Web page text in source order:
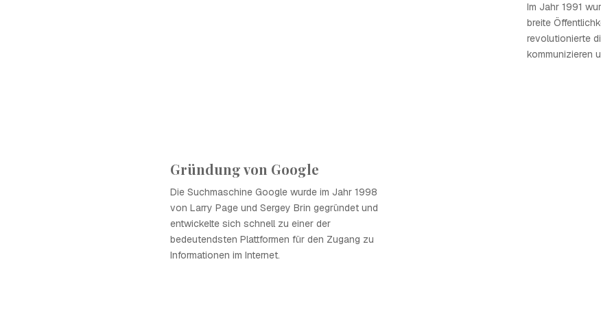
Im Jahr 1991
breite
revolutionierte
kommunizieren
Gründung von Google
Die Suchmaschine Google wurde im Jahr 1998
von Larry Page und Sergey Brin gegründet und
entwickelte sich schnell zu einer der
bedeutendsten Plattformen für den Zugang zu
Informationen im Internet.